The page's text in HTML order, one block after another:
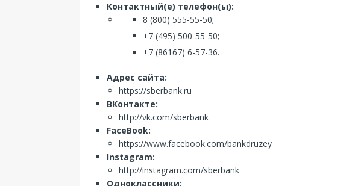
Контактный(е) телефон(ы):
8 (800) 555-55-50;
+7 (495) 500-55-50;
+7 (86167) 6-57-36.
Адрес сайта:
https://sberbank.ru
ВКонтакте:
http://vk.com/sberbank
FaceBook:
https://www.facebook.com/bankdruzey
Instagram:
http://instagram.com/sberbank
Одноклассники: